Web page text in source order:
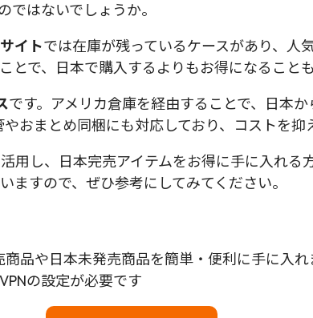
はないでしょうか。
イトでは在庫が残っているケースがあり、人
で、日本で購入するよりもお得になること
です。アメリカ倉庫を経由することで、日本
おまとめ同梱にも対応しており、コストを抑
用し、日本完売アイテムをお得に手に入れる
すので、ぜひ参考にしてみてください。
品や日本未発売商品を簡単・便利に手に入れ
の設定が必要です